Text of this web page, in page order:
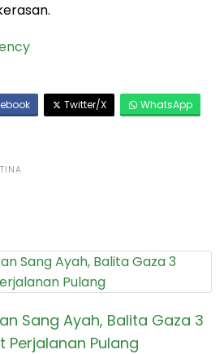
Twitter/X
WhatsApp
Sang Ayah, Balita Gaza 3
Perjalanan Pulang